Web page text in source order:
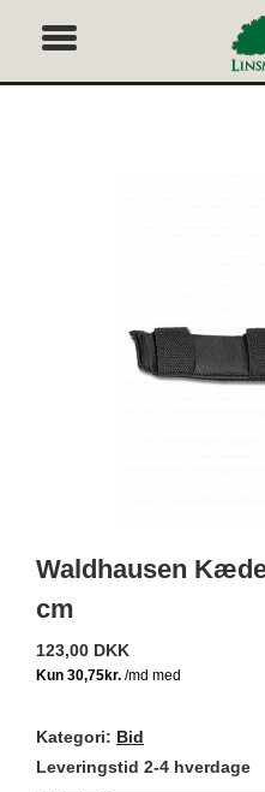
Waldhausen
cm
123,00 DKK
Kategori: Bid
Leveringstid 2-4 hverdage